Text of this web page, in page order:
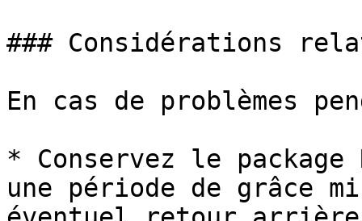
### Considérations
En cas de problèmes
* Conservez le package
une période de grâce